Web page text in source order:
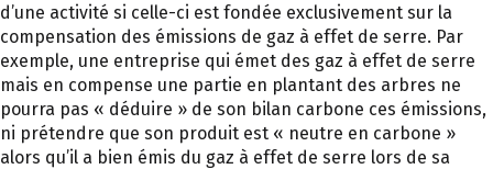
d’une activité si celle-ci est fondée exclusivement sur la
compensation des émissions de gaz à effet de serre. Par
exemple, une entreprise qui émet des gaz à effet de serre
mais en compense une partie en plantant des arbres ne
pourra pas « déduire » de son bilan carbone ces émissions,
ni prétendre que son produit est « neutre en carbone »
alors qu’il a bien émis du gaz à effet de serre lors de sa